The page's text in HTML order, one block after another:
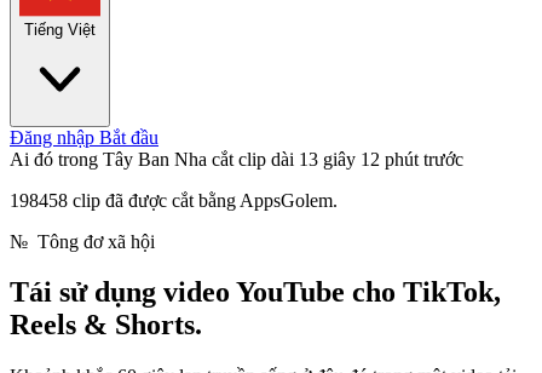
Tiếng Việt
Đăng nhập Bắt đầu
Ai đó trong Tây Ban Nha cắt clip dài 13 giây 12 phút trước
198458 clip đã được cắt bằng AppsGolem.
№ Tông đơ xã hội
Tái sử dụng video YouTube cho TikTok,
Reels & Shorts.